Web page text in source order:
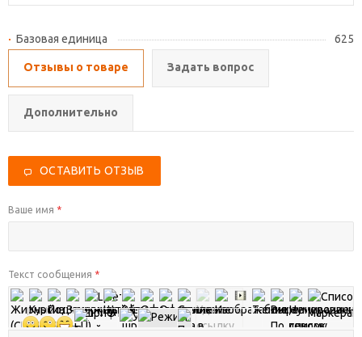
Базовая единица 625
Отзывы о товаре Задать вопрос
Дополнительно
ОСТАВИТЬ ОТЗЫВ
Ваше имя *
Текст сообщения *